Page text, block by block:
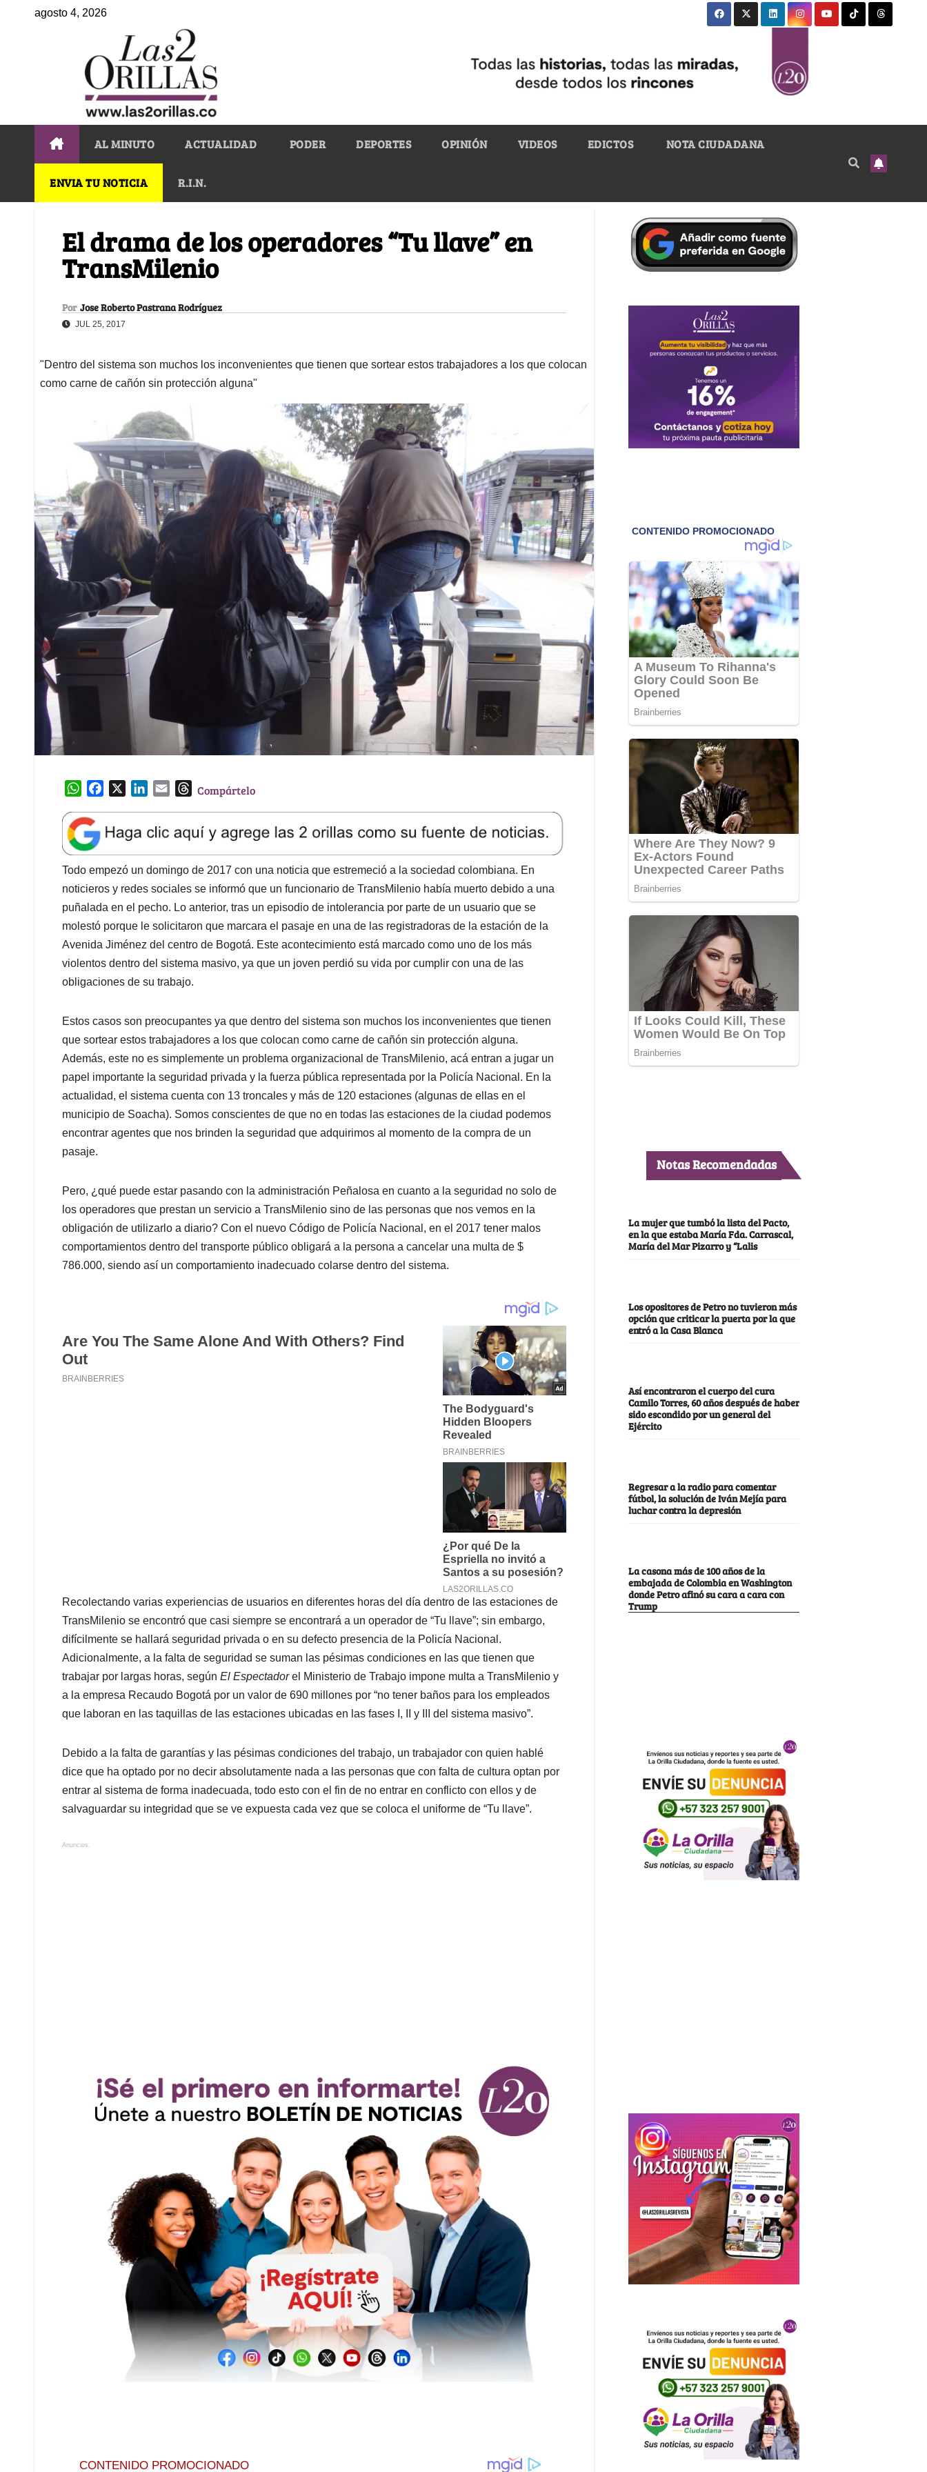
agosto 4, 2026
AL MINUTO ACTUALIDAD PODER DEPORTES OPINIÓN VIDEOS EDICTOS NOTA CIUDADANA
ENVIA TU NOTICIA R.I.N.
El drama de los operadores “Tu llave” en
TransMilenio
Por Jose Roberto Pastrana Rodríguez
JUL 25, 2017
"Dentro del sistema son muchos los inconvenientes que tienen que sortear estos trabajadores a los que colocan
como carne de cañón sin protección alguna"
W
a
t
s
A
p
p
e
b
o
o
k
k
e
d
I
n
l
T
e
a
d
s
Compártelo
Todo empezó un domingo de 2017 con una noticia que estremeció a la sociedad colombiana. En
noticieros y redes sociales se informó que un funcionario de TransMilenio había muerto debido a una
puñalada en el pecho. Lo anterior, tras un episodio de intolerancia por parte de un usuario que se
molestó porque le solicitaron que marcara el pasaje en una de las registradoras de la estación de la
Avenida Jiménez del centro de Bogotá. Este acontecimiento está marcado como uno de los más
violentos dentro del sistema masivo, ya que un joven perdió su vida por cumplir con una de las
obligaciones de su trabajo.
Estos casos son preocupantes ya que dentro del sistema son muchos los inconvenientes que tienen
que sortear estos trabajadores a los que colocan como carne de cañón sin protección alguna.
Además, este no es simplemente un problema organizacional de TransMilenio, acá entran a jugar un
papel importante la seguridad privada y la fuerza pública representada por la Policía Nacional. En la
actualidad, el sistema cuenta con 13 troncales y más de 120 estaciones (algunas de ellas en el
municipio de Soacha). Somos conscientes de que no en todas las estaciones de la ciudad podemos
encontrar agentes que nos brinden la seguridad que adquirimos al momento de la compra de un
pasaje.
Pero, ¿qué puede estar pasando con la administración Peñalosa en cuanto a la seguridad no solo de
los operadores que prestan un servicio a TransMilenio sino de las personas que nos vemos en la
obligación de utilizarlo a diario? Con el nuevo Código de Policía Nacional, en el 2017 tener malos
comportamientos dentro del transporte público obligará a la persona a cancelar una multa de $
786.000, siendo así un comportamiento inadecuado colarse dentro del sistema.
Recolectando varias experiencias de usuarios en diferentes horas del día dentro de las estaciones de
TransMilenio se encontró que casi siempre se encontrará a un operador de “Tu llave”; sin embargo,
difícilmente se hallará seguridad privada o en su defecto presencia de la Policía Nacional.
Adicionalmente, a la falta de seguridad se suman las pésimas condiciones en las que tienen que
trabajar por largas horas, según El Espectadorel Ministerio de Trabajo impone multa a TransMilenio y
a la empresa Recaudo Bogotá por un valor de 690 millones por “no tener baños para los empleados
que laboran en las taquillas de las estaciones ubicadas en las fases I, II y III del sistema masivo”.
Debido a la falta de garantías y las pésimas condiciones del trabajo, un trabajador con quien hablé
dice que ha optado por no decir absolutamente nada a las personas que con falta de cultura optan por
entrar al sistema de forma inadecuada, todo esto con el fin de no entrar en conflicto con ellos y de
salvaguardar su integridad que se ve expuesta cada vez que se coloca el uniforme de “Tu llave”.
Anuncios.
Notas Recomendadas
La mujer que tumbó la lista del Pacto,
en la que estaba María Fda. Carrascal,
María del Mar Pizarro y “Lalis
Los opositores de Petro no tuvieron más
opción que criticar la puerta por la que
entró a la Casa Blanca
Así encontraron el cuerpo del cura
Camilo Torres, 60 años después de haber
sido escondido por un general del
Ejército
Regresar a la radio para comentar
fútbol, la solución de Iván Mejía para
luchar contra la depresión
La casona más de 100 años de la
embajada de Colombia en Washington
donde Petro afinó su cara a cara con
Trump